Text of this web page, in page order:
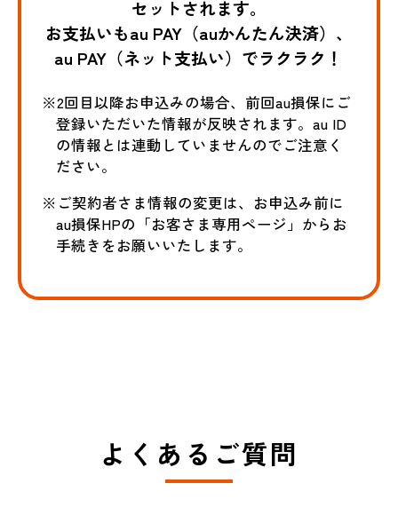
セットされます。
お支払いもau PAY（auかんたん決済）、
au PAY（ネット支払い）でラクラク！
※2回目以降お申込みの場合、前回au損保にご
登録いただいた情報が反映されます。au ID
の情報とは連動していませんのでご注意く
ださい。
※ご契約者さま情報の変更は、お申込み前に
au損保HPの「お客さま専用ページ」からお
手続きをお願いいたします。
よくあるご質問